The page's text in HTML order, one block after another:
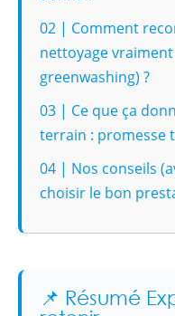
02 | Comment
nettoyage
greenwashing) ?
03 | Ce que ça
terrain : promesse
04 | Nos conseils
choisir le bon
📌 Résumé